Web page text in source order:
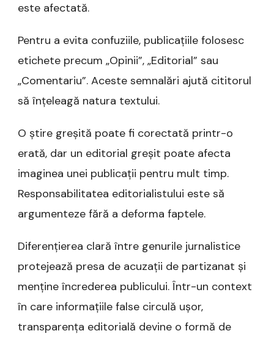
este afectată.
Pentru a evita confuziile, publicațiile folosesc
etichete precum „Opinii”, „Editorial” sau
„Comentariu”. Aceste semnalări ajută cititorul
să înțeleagă natura textului.
O știre greșită poate fi corectată printr-o
erată, dar un editorial greșit poate afecta
imaginea unei publicații pentru mult timp.
Responsabilitatea editorialistului este să
argumenteze fără a deforma faptele.
Diferențierea clară între genurile jurnalistice
protejează presa de acuzații de partizanat și
menține încrederea publicului. Într-un context
în care informațiile false circulă ușor,
transparența editorială devine o formă de